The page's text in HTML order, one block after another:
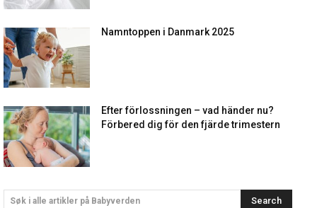
Namntoppen i Danmark 2025
Efter förlossningen – vad händer nu?
Förbered dig för den fjärde trimestern
Søk i alle artikler på Babyverden Search